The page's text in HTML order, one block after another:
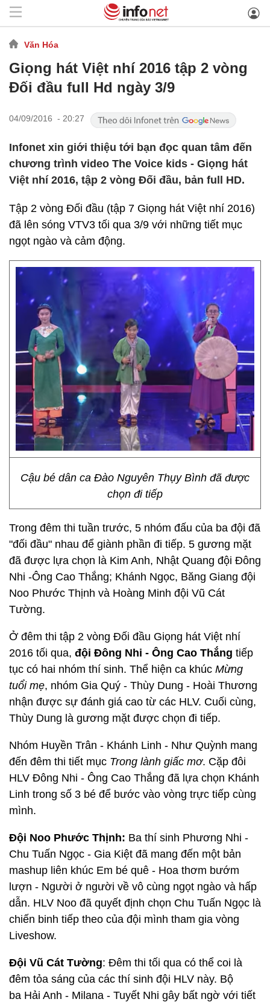
Văn Hóa
Giọng hát Việt nhí 2016 tập 2 vòng
Đối đầu full Hd ngày 3/9
04/09/2016 - 20:27
Infonet xin giới thiệu tới bạn đọc quan tâm đến
chương trình video The Voice kids - Giọng hát
Việt nhí 2016, tập 2 vòng Đối đầu, bản full HD.
Tập 2 vòng Đối đầu (tập 7 Giọng hát Việt nhí 2016)
đã lên sóng VTV3 tối qua 3/9 với những tiết mục
ngọt ngào và cảm động.
Cậu bé dân ca Đào Nguyên Thụy Bình đã được
chọn đi tiếp
Trong đêm thi tuần trước, 5 nhóm đấu của ba đội đã
"đối đầu" nhau để giành phần đi tiếp. 5 gương mặt
đã được lựa chọn là Kim Anh, Nhật Quang đội Đông
Nhi -Ông Cao Thắng; Khánh Ngọc, Băng Giang đội
Noo Phước Thịnh và Hoàng Minh đội Vũ Cát
Tường.
Ở đêm thi tập 2 vòng Đối đầu Giọng hát Việt nhí
2016 tối qua, đội Đông Nhi - Ông Cao Thắng tiếp
tục có hai nhóm thí sinh. Thể hiện ca khúc Mừng
tuổi mẹ, nhóm Gia Quý - Thùy Dung - Hoài Thương
nhận được sự đánh giá cao từ các HLV. Cuối cùng,
Thùy Dung là gương mặt được chọn đi tiếp.
Nhóm Huyền Trân - Khánh Linh - Như Quỳnh mang
đến đêm thi tiết mục Trong lành giấc mơ. Cặp đôi
HLV Đông Nhi - Ông Cao Thắng đã lựa chọn Khánh
Linh trong số 3 bé để bước vào vòng trực tiếp cùng
mình.
Đội Noo Phước Thịnh: Ba thí sinh Phương Nhi -
Chu Tuấn Ngọc - Gia Kiệt đã mang đến một bản
mashup liên khúc Em bé quê - Hoa thơm bướm
lượn - Người ở người về vô cùng ngọt ngào và hấp
dẫn. HLV Noo đã quyết định chọn Chu Tuấn Ngọc là
chiến binh tiếp theo của đội mình tham gia vòng
Liveshow.
Đội Vũ Cát Tường: Đêm thi tối qua có thể coi là
đêm tỏa sáng của các thí sinh đội HLV này. Bộ
ba Hải Anh - Milana - Tuyết Nhi gây bất ngờ với tiết